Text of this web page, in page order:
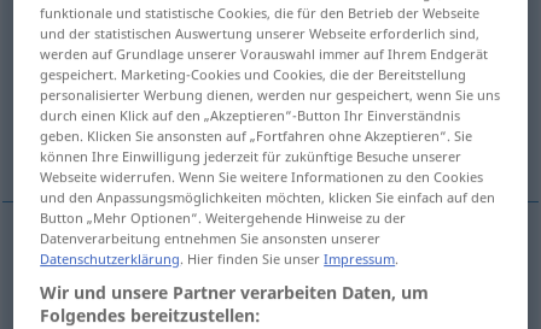
gestatten
Übersicht aller Übersetzungen
(Für mehr Details die Übersetzung anklicken/antippen)
tillate
tillate gestatten
funktionale und statistische Cookies, die für den Betrieb der Webseite
und der statistischen Auswertung unserer Webseite erforderlich sind,
werden auf Grundlage unserer Vorauswahl immer auf Ihrem Endgerät
gespeichert. Marketing-Cookies und Cookies, die der Bereitstellung
personalisierter Werbung dienen, werden nur gespeichert, wenn Sie uns
durch einen Klick auf den „Akzeptieren“-Button Ihr Einverständnis
geben. Klicken Sie ansonsten auf „Fortfahren ohne Akzeptieren“. Sie
können Ihre Einwilligung jederzeit für zukünftige Besuche unserer
Webseite widerrufen. Wenn Sie weitere Informationen zu den Cookies
und den Anpassungsmöglichkeiten möchten, klicken Sie einfach auf den
Button „Mehr Optionen“. Weitergehende Hinweise zu der
Datenverarbeitung entnehmen Sie ansonsten unserer
Datenschutzerklärung. Hier finden Sie unserImpressum.
Wir und unsere Partner verarbeiten Daten, um
Folgendes bereitzustellen: